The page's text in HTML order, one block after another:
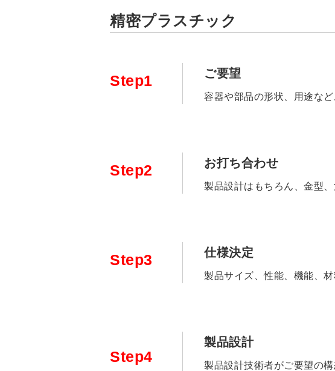
精密プラスチック
Step1 ご要望
容器や部品の形状、用途な
Step2 お打ち合わせ
製品設計はもちろん、金型
Step3 仕様決定
製品サイズ、性能、機能、
Step4
製品設計
製品設計技術者がご要望の